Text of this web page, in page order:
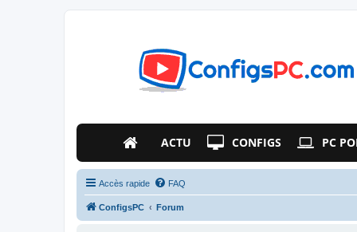
ACTU CONFIGS PC
Accès rapide FAQ
ConfigsPC Forum